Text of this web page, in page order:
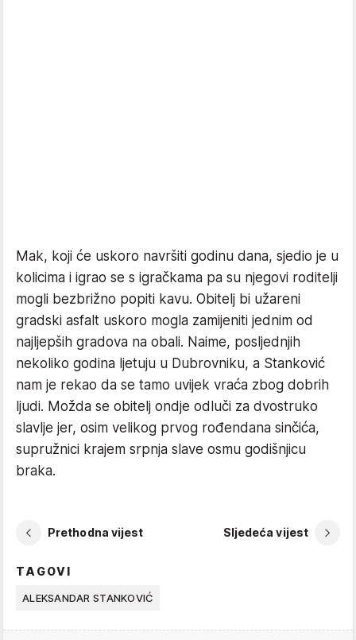
Mak, koji će uskoro navršiti godinu dana, sjedio je u
kolicima i igrao se s igračkama pa su njegovi roditelji
mogli bezbrižno popiti kavu. Obitelj bi užareni
gradski asfalt uskoro mogla zamijeniti jednim od
najljepših gradova na obali. Naime, posljednjih
nekoliko godina ljetuju u Dubrovniku, a Stanković
nam je rekao da se tamo uvijek vraća zbog dobrih
ljudi. Možda se obitelj ondje odluči za dvostruko
slavlje jer, osim velikog prvog rođendana sinčića,
supružnici krajem srpnja slave osmu godišnjicu
braka.
Prethodna vijest Sljedeća vijest
TAGOVI
ALEKSANDAR STANKOVIĆ